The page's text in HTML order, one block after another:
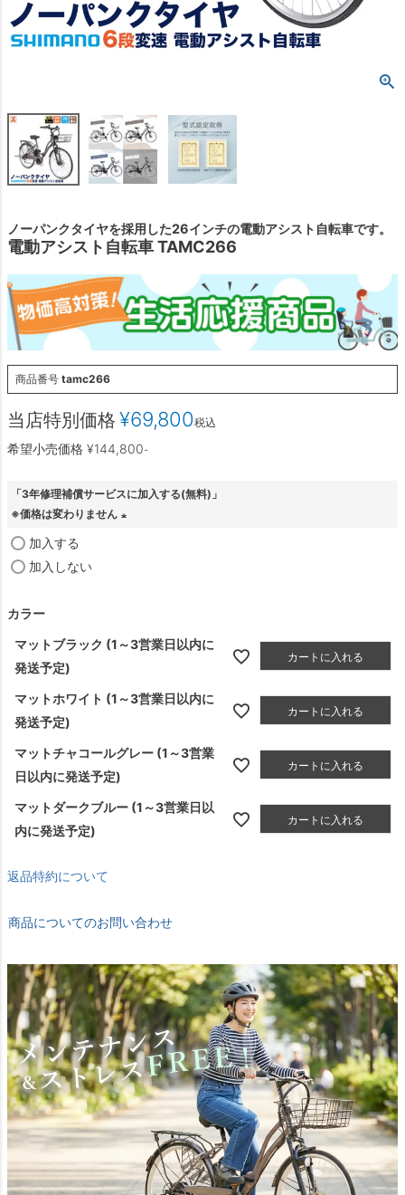
ノーパンクタイヤを採用した26インチの電動アシスト自転車です。
電動アシスト自転車 TAMC266
商品番号 tamc266
希望小売価格 ¥144,800-
当店特別価格 ¥69,800税込
「3年修理補償サービスに加入する(無料)」
※価格は変わりません
加入する
加入しない
カラー
マットブラック (1～3営業日以内に
発送予定)
カートに入れる
マットホワイト (1～3営業日以内に
発送予定)
カートに入れる
マットチャコールグレー (1～3営業
日以内に発送予定)
カートに入れる
マットダークブルー (1～3営業日以
内に発送予定)
カートに入れる
返品特約について
商品についてのお問い合わせ